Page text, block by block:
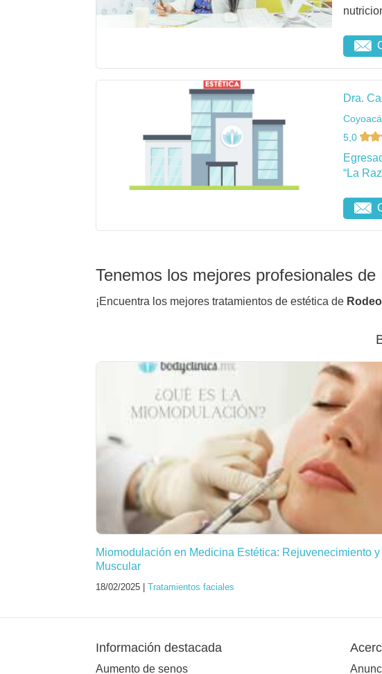
Dra.
5,0
“La
Tenemos los mejores profesionales
¡Encuentra los mejores tratamientos de estética de Rodeo
Miomodulación en Medicina Estética: Rejuvenecimiento
Muscular
18/02/2025 | Tratamientos faciales
Información destacada
Aumento de senos